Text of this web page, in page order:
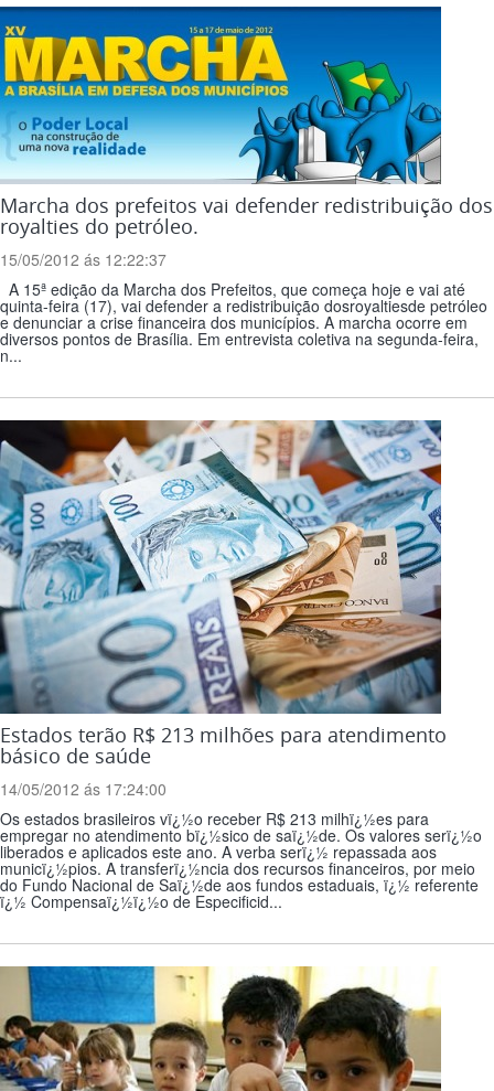
Marcha dos prefeitos vai defender redistribuição dos
royalties do petróleo.
15/05/2012 ás 12:22:37
A 15ª edição da Marcha dos Prefeitos, que começa hoje e vai até
quinta-feira (17), vai defender a redistribuição dosroyaltiesde petróleo
e denunciar a crise financeira dos municípios. A marcha ocorre em
diversos pontos de Brasília. Em entrevista coletiva na segunda-feira,
n...
Estados terão R$ 213 milhões para atendimento
básico de saúde
14/05/2012 ás 17:24:00
Os estados brasileiros vï¿½o receber R$ 213 milhï¿½es para
empregar no atendimento bï¿½sico de saï¿½de. Os valores serï¿½o
liberados e aplicados este ano. A verba serï¿½ repassada aos
municï¿½pios. A transferï¿½ncia dos recursos financeiros, por meio
do Fundo Nacional de Saï¿½de aos fundos estaduais, ï¿½ referente
ï¿½ Compensaï¿½ï¿½o de Especificid...